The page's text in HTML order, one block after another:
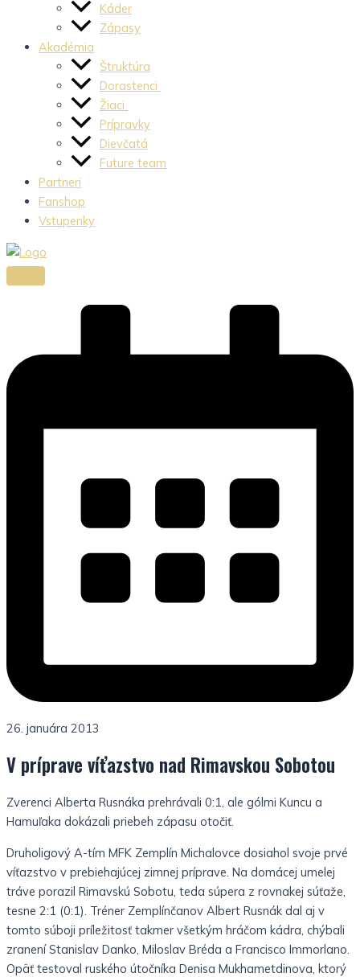
Káder
Zápasy
Akadémia
Štruktúra
Dorastenci
Žiaci
Prípravky
Dievčatá
Future team
Partneri
Fanshop
Vstupenky
26. januára 2013
V príprave víťazstvo nad Rimavskou Sobotou
Zverenci Alberta Rusnáka prehrávali 0:1, ale gólmi Kuncu a
Hamuľaka dokázali priebeh zápasu otočiť.
Druholigový A-tím MFK Zemplín Michalovce dosiahol svoje prvé
víťazstvo v prebiehajúcej zimnej príprave. Na domácej umelej
tráve porazil Rimavskú Sobotu, teda súpera z rovnakej súťaže,
tesne 2:1 (0:1). Tréner Zemplínčanov Albert Rusnák dal aj v
tomto súboji príležitosť takmer všetkým hráčom kádra, chýbali
zranení Stanislav Danko, Miloslav Bréda a Francisco Immorlano.
Opäť testoval ruského útočníka Denisa Mukhametdinova, ktorý